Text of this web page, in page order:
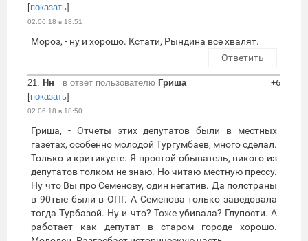
[показать]
02.06.18 в 18:51
Мороз, - ну и хорошо. Кстати, Рындина все хвалят.
Ответить
21. Нн в ответ пользователю Гриша
[показать]
02.06.18 в 18:50
+6
Гриша, - Отчеты этих депутатов были в местных
газетах, особенно молодой Тургумбаев, много сделал.
Только и критикуете. Я простой обыватель, никого из
депутатов толком не знаю. Но читаю местную прессу.
Ну что Вы про Семенову, один негатив. Да полстраны
в 90тые были в ОПГ. А Семенова только заведовала
тогда Турбазой. Ну и что? Тоже убивала? Глупости. А
работает как депутат в старом городе хорошо.